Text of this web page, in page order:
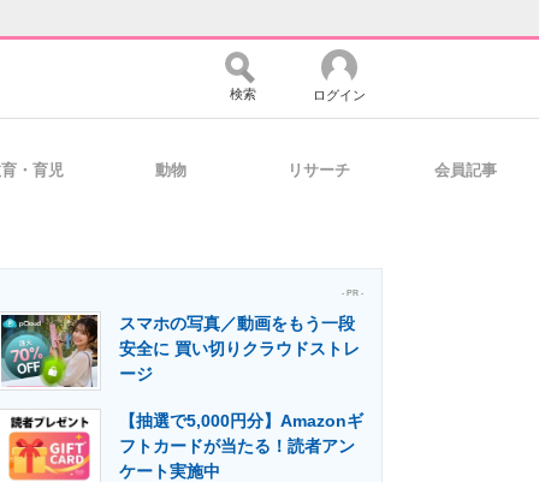
ミュニティ マーケ×ITの今がよく分かる
活用を支援
検索 ログイン
・育児 動物 リサーチ 会員記事
- PR -
スマホの写真／動画をもう一段
安全に 買い切りクラウドストレ
ージ
【抽選で5,000円分】Amazonギ
フトカードが当たる！読者アン
ケート実施中